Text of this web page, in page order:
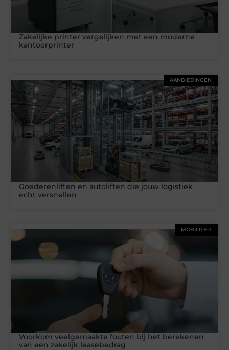
Zakelijke printer vergelijken met een moderne
kantoorprinter
AANBIEDINGEN
Goederenliften en autoliften die jouw logistiek
echt versnellen
MOBILITEIT
Voorkom veelgemaakte fouten bij het berekenen
van een zakelijk leasebedrag